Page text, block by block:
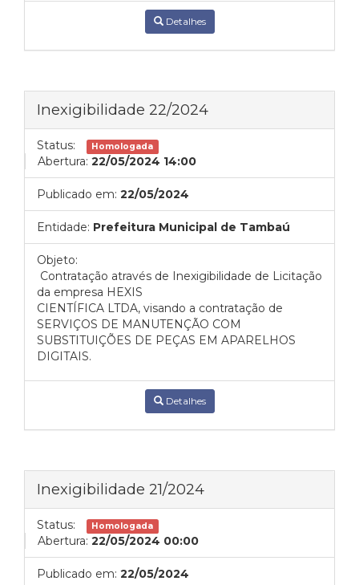
Detalhes
Inexigibilidade 22/2024
Status: Homologada
Abertura: 22/05/2024 14:00
Publicado em: 22/05/2024
Entidade: Prefeitura Municipal de Tambaú
Objeto:
Contratação através de Inexigibilidade de Licitação
da empresa HEXIS
CIENTÍFICA LTDA, visando a contratação de
SERVIÇOS DE MANUTENÇÃO COM
SUBSTITUIÇÕES DE PEÇAS EM APARELHOS
DIGITAIS.
Detalhes
Inexigibilidade 21/2024
Status: Homologada
Abertura: 22/05/2024 00:00
Publicado em: 22/05/2024